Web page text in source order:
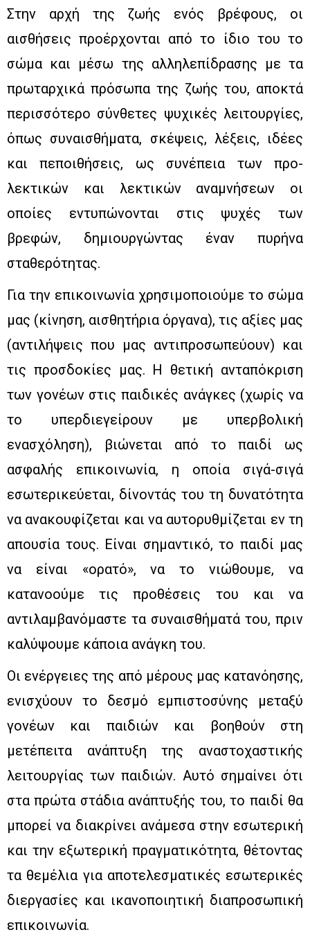
Στην αρχή της ζωής ενός βρέφους, οι
αισθήσεις προέρχονται από το ίδιο του το
σώμα και μέσω της αλληλεπίδρασης με τα
πρωταρχικά πρόσωπα της ζωής του, αποκτά
περισσότερο σύνθετες ψυχικές λειτουργίες,
όπως συναισθήματα, σκέψεις, λέξεις, ιδέες
και πεποιθήσεις, ως συνέπεια των προ-
λεκτικών και λεκτικών αναμνήσεων οι
οποίες εντυπώνονται στις ψυχές των
βρεφών, δημιουργώντας έναν πυρήνα
σταθερότητας.
Για την επικοινωνία χρησιμοποιούμε το σώμα
μας (κίνηση, αισθητήρια όργανα), τις αξίες μας
(αντιλήψεις που μας αντιπροσωπεύουν) και
τις προσδοκίες μας. Η θετική ανταπόκριση
των γονέων στις παιδικές ανάγκες (χωρίς να
το υπερδιεγείρουν με υπερβολική
ενασχόληση), βιώνεται από το παιδί ως
ασφαλής επικοινωνία, η οποία σιγά-σιγά
εσωτερικεύεται, δίνοντάς του τη δυνατότητα
να ανακουφίζεται και να αυτορυθμίζεται εν τη
απουσία τους. Είναι σημαντικό, το παιδί μας
να είναι «ορατό», να το νιώθουμε, να
κατανοούμε τις προθέσεις του και να
αντιλαμβανόμαστε τα συναισθήματά του, πριν
καλύψουμε κάποια ανάγκη του.
Οι ενέργειες της από μέρους μας κατανόησης,
ενισχύουν το δεσμό εμπιστοσύνης μεταξύ
γονέων και παιδιών και βοηθούν στη
μετέπειτα ανάπτυξη της αναστοχαστικής
λειτουργίας των παιδιών. Αυτό σημαίνει ότι
στα πρώτα στάδια ανάπτυξής του, το παιδί θα
μπορεί να διακρίνει ανάμεσα στην εσωτερική
και την εξωτερική πραγματικότητα, θέτοντας
τα θεμέλια για αποτελεσματικές εσωτερικές
διεργασίες και ικανοποιητική διαπροσωπική
επικοινωνία.